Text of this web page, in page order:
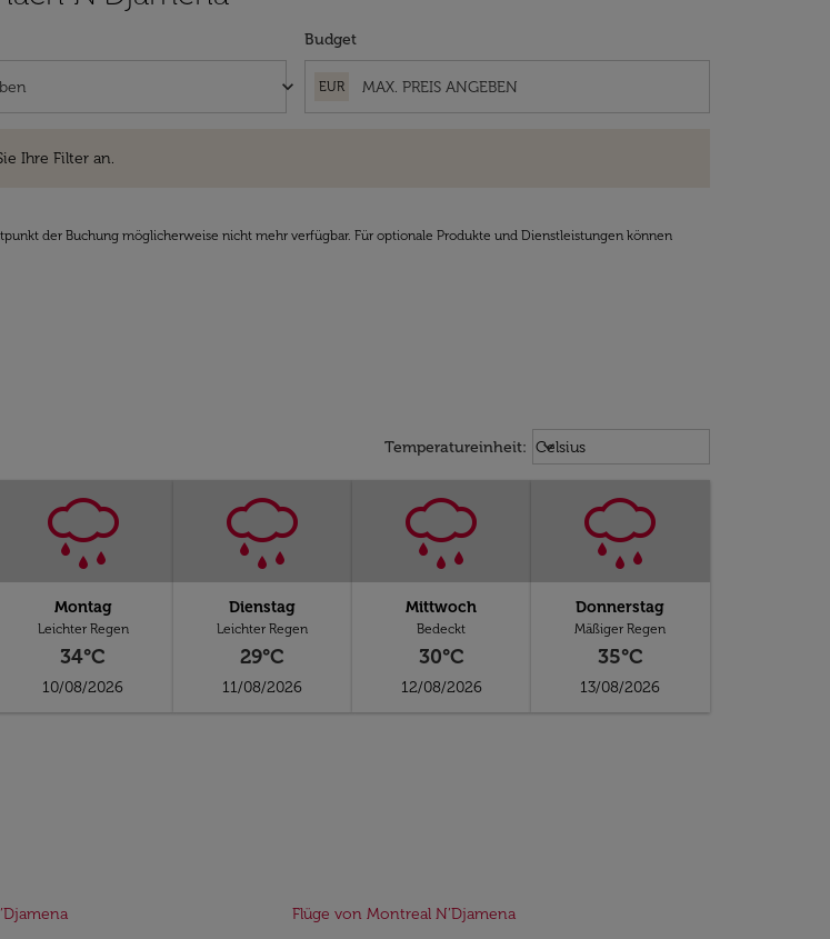
keyboard_arrow_down
Budget
EUR
Ihre Filter an.
der Buchung möglicherweise nicht mehr verfügbar. Für optionale Produkte und Dienstleistungen können
Temperatureinheit: Weather unit option Celsius
Celsius
keyboard_arrow_down
Montag
Leichter Regen
34°C
10/08/2026
Dienstag
Leichter Regen
29°C
11/08/2026
Mittwoch
Bedeckt
30°C
12/08/2026
Donnerstag
Mäßiger Regen
35°C
13/08/2026
Flüge von Montreal N’Djamena